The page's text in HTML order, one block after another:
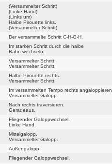
(Versammelter Schritt)
(Linke Hand)
(Links um)
Halbe Pirouette links.
(Versammelter Schritt)
Der versammelte Schritt C-H-G-H.
Im starken Schritt durch die halbe
Bahn wechseln.
Versammelter Schritt.
Versammelter Schritt.
Halbe Pirouette rechts.
Versammelter Schritt.
Im versammelten Tempo rechts angaloppieren.
Versammelter Galopp.
Nach rechts traversieren.
Geradeaus.
Fliegender Galoppwechsel.
Linke Hand.
Mittelgalopp.
Versammelter Galopp.
Außengalopp.
Fliegender Galoppwechsel.